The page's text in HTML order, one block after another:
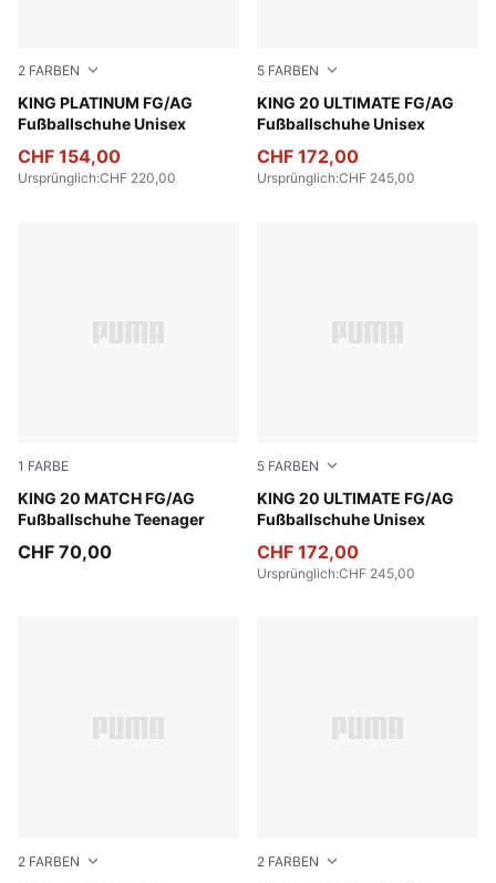
2 FARBEN
KING PLATINUM FG/AG
Fußballschuhe Unisex
PUMA Black-PUMA Black-Metallic Gold
CHF 154,00
Ursprünglich:CHF 220,00
5 FARBEN
KING 20 ULTIMATE FG/AG
Fußballschuhe Unisex
PUMA White-Metallic Gold-
CHF 172,00
Ursprünglich:CHF 245,00
1 FARBE
KING 20 MATCH FG/AG
Fußballschuhe Teenager
Sugared Almond-PUMA Black-Ultra Red
CHF 70,00
5 FARBEN
KING 20 ULTIMATE FG/AG
Fußballschuhe Unisex
PUMA White-Poison Pink-
CHF 172,00
Ursprünglich:CHF 245,00
2 FARBEN 2 FARBEN